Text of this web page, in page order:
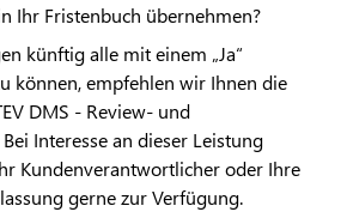
Ihr Fristenbuch übernehmen?
künftig alle mit einem „Ja“
können, empfehlen wir Ihnen die
DMS - Review- und
Interesse an dieser Leistung
Kundenverantwortlicher oder Ihre
gerne zur Verfügung.